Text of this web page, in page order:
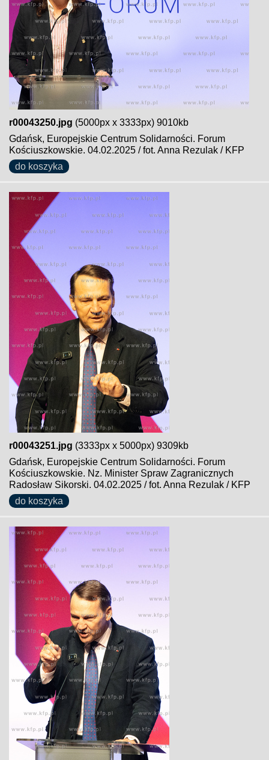
r00043250.jpg (5000px x 3333px) 9010kb
Gdańsk, Europejskie Centrum Solidarności. Forum
Kościuszkowskie. 04.02.2025 / fot. Anna Rezulak / KFP
do koszyka
r00043251.jpg (3333px x 5000px) 9309kb
Gdańsk, Europejskie Centrum Solidarności. Forum
Kościuszkowskie. Nz. Minister Spraw Zagranicznych
Radosław Sikorski. 04.02.2025 / fot. Anna Rezulak / KFP
do koszyka